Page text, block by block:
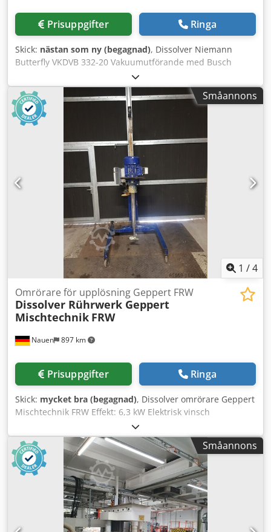
Prisuppgifter Ringa
Skick: nästan som ny (begagnad), Dissolver Niemann
Butterfly VKDVB 332-20 Vakuumutförande med Busch
vakuumpump Effekt 15 kW med väggskrapa
Varvtalsområde 0-240 varv/min, justerbar via
frekvensomriktare Styrskåp 3 blandningsbehållare à 300 l
rostfritt stål Passande till detta: Utpressningsanordning
Niemann/Gehalin H 500 D=700 mm för 300 l
blandningsbehållare Dsdpfxewmaxmj Aifjkr Toppenskick,
direkt från produktionen!!!
Småannons
1 /4
Nauen 897 km
Omrörare för upplösning Geppert FRW
Dissolver Rührwerk Geppert
Mischtechnik FRW
Prisuppgifter Ringa
Skick: mycket bra (begagnad), Dissolver omrörare Geppert
Mischtechnik FRW Effekt: 6,3 kW Elektrisk vinsch
Varvtalsområde: 320–2250 varv/min Dsdpfx Aisq H R
Rqofekr Mobil, rullbar på hjul Mycket bra skick, direkt från
produktionen!
Småannons